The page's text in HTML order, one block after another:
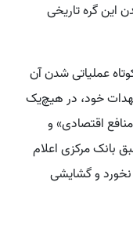
این گره تاریخی
عملیاتی شدن آن
خود، در هیچ‌یک
اقتصادی» و
بانک مرکزی اعلام
نخورد و گشایشی